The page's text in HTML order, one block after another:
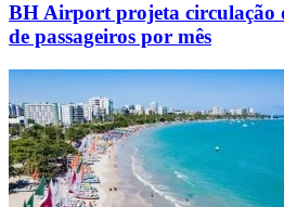
BH Airport projeta circulação
de passageiros por mês